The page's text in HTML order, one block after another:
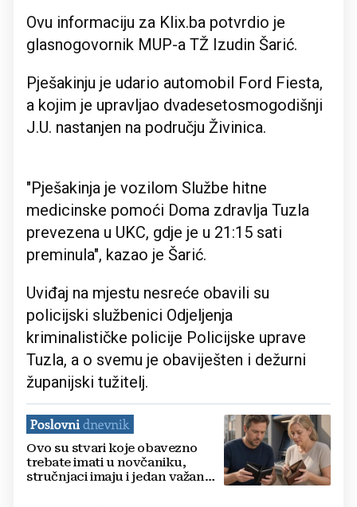
Ovu informaciju za Klix.ba potvrdio je
glasnogovornik MUP-a TŽ Izudin Šarić.
Pješakinju je udario automobil Ford Fiesta,
a kojim je upravljao dvadesetosmogodišnji
J.U. nastanjen na području Živinica.
"Pješakinja je vozilom Službe hitne
medicinske pomoći Doma zdravlja Tuzla
prevezena u UKC, gdje je u 21:15 sati
preminula", kazao je Šarić.
Uviđaj na mjestu nesreće obavili su
policijski službenici Odjeljenja
kriminalističke policije Policijske uprave
Tuzla, a o svemu je obaviješten i dežurni
županijski tužitelj.
Ovo su stvari koje obavezno
trebate imati u novčaniku,
stručnjaci imaju i jedan važan